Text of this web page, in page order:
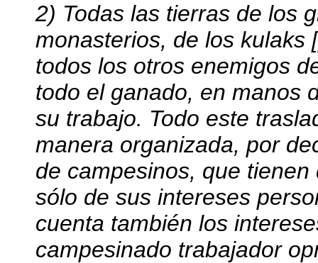
2) Todas las tierras de los
monasterios, de los kulaks
todos los otros enemigos
todo el ganado, en manos
su trabajo. Todo este
manera organizada, por
de campesinos, que
sólo de sus intereses
cuenta también los
campesinado trabajador